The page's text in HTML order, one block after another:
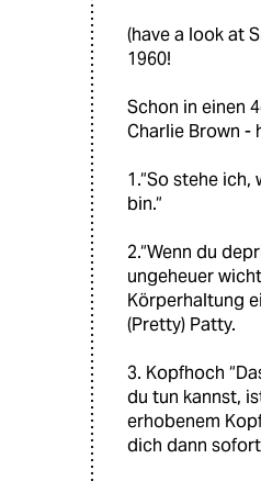
(have a look at
1960!
Schon in einen
Charlie Brown -
1.“So stehe
bin.“
2.“Wenn du
ungeheuer
Körperhaltung
(Pretty) Patty.
3. Kopfhoch
du tun kannst,
erhobenem
dich dann